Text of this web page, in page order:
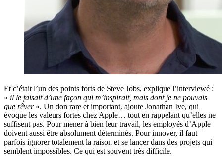
Et c’était l’un des points forts de Steve Jobs, explique l’interviewé :
« il le faisait d’une façon qui m’inspirait, mais dont je ne pouvais
que rêver». Un don rare et important, ajoute Jonathan Ive, qui
évoque les valeurs fortes chez Apple… tout en rappelant qu’elles ne
suffisent pas. Pour mener à bien leur travail, les employés d’Apple
doivent aussi être absolument déterminés. Pour innover, il faut
parfois ignorer totalement la raison et se lancer dans des projets qui
semblent impossibles. Ce qui est souvent très difficile.